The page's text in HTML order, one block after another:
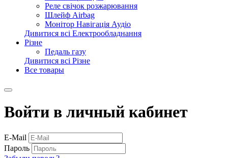
Реле свічок розжарювання
Шлейф Airbag
Монітор Навігація Аудіо
Дивитися всі Електрообладнання
Різне
Педаль газу
Дивитися всі Різне
Все товары
Войти в личный кабинет
E-Mail
Пароль